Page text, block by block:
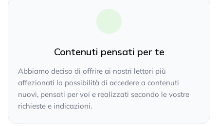
Contenuti pensati per te
Abbiamo deciso di offrire ai nostri lettori più
affezionati la possibilità di accedere a contenuti
nuovi, pensati per voi e realizzati secondo le vostre
richieste e indicazioni.